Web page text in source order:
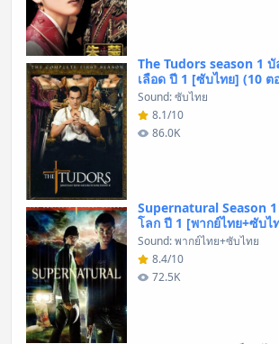
The Tudors season 1
เลือด ปี 1 [ซับไทย] (10 ต
Sound: ซับไทย
8.1/10
86.0K
Supernatural Season
โลก ปี 1 [พากย์ไทย+ซับไ
Sound: พากย์ไทย+ซับไทย
8.4/10
72.5K